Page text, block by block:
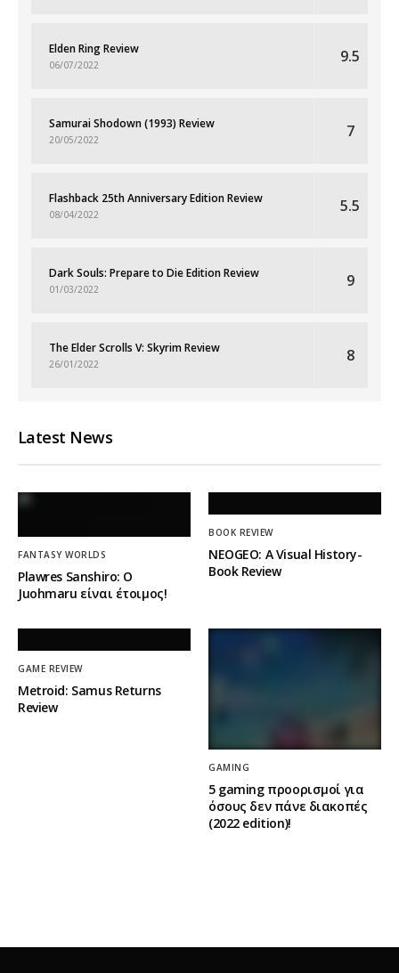
Elden Ring Review
06/07/2022 9.5
Samurai Shodown (1993) Review
20/05/2022 7
Flashback 25th Anniversary Edition Review
08/04/2022 5.5
Dark Souls: Prepare to Die Edition Review
01/03/2022 9
The Elder Scrolls V: Skyrim Review
26/01/2022 8
Latest News
FANTASY WORLDS
Plawres Sanshiro: Ο
Juohmaru είναι έτοιμος!
BOOK REVIEW
NEOGEO: A Visual History-
Book Review
GAME REVIEW
Metroid: Samus Returns
Review
GAMING
5 gaming προορισμοί για
όσους δεν πάνε διακοπές
(2022 edition)!